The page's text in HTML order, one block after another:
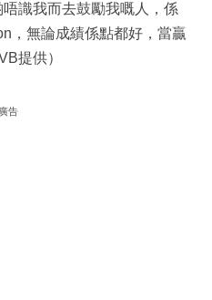
識我而去鼓勵我嘅人，係
，無論成績係點都好，當贏
提供）
廣告